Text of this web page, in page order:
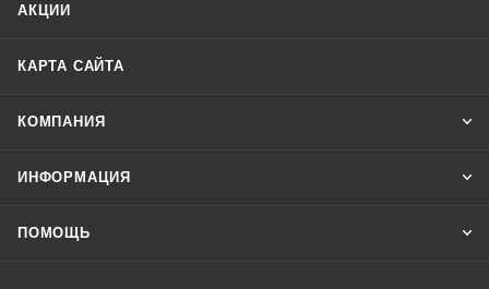
АКЦИИ
КАРТА САЙТА
КОМПАНИЯ
ИНФОРМАЦИЯ
ПОМОЩЬ